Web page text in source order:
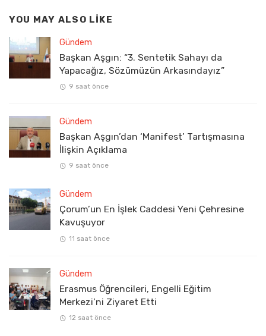
YOU MAY ALSO LIKE
Gündem
Başkan Aşgın: “3. Sentetik Sahayı da
Yapacağız, Sözümüzün Arkasındayız”
9 saat önce
Gündem
Başkan Aşgın’dan ‘Manifest’ Tartışmasına
İlişkin Açıklama
9 saat önce
Gündem
Çorum’un En İşlek Caddesi Yeni Çehresine
Kavuşuyor
11 saat önce
Gündem
Erasmus Öğrencileri, Engelli Eğitim
Merkezi’ni Ziyaret Etti
12 saat önce